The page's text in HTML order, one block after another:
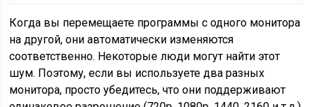
Когда вы перемещаете программы с одного монитора
на другой, они автоматически изменяются
соответственно. Некоторые люди могут найти этот
шум. Поэтому, если вы используете два разных
монитора, просто убедитесь, что они поддерживают